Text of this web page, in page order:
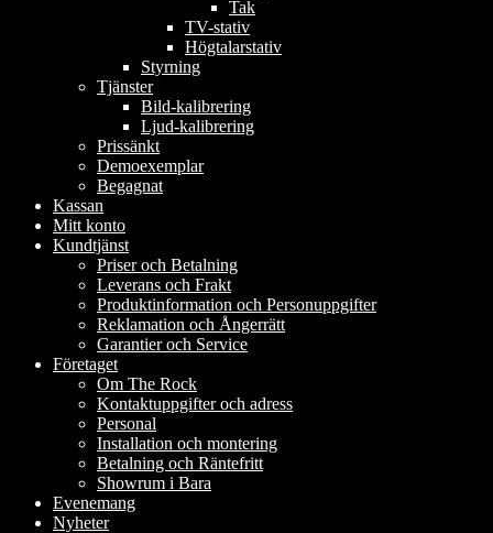
Tak
TV-stativ
Högtalarstativ
Styrning
Tjänster
Bild-kalibrering
Ljud-kalibrering
Prissänkt
Demoexemplar
Begagnat
Kassan
Mitt konto
Kundtjänst
Priser och Betalning
Leverans och Frakt
Produktinformation och Personuppgifter
Reklamation och Ångerrätt
Garantier och Service
Företaget
Om The Rock
Kontaktuppgifter och adress
Personal
Installation och montering
Betalning och Räntefritt
Showrum i Bara
Evenemang
Nyheter